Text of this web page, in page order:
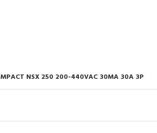
NSX 250 200-440VAC 30MA 30A 3P